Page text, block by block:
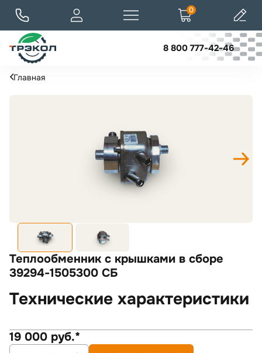
8 800 777-42-46
0
Главная
Теплообменник с крышками в сборе
39294-1505300 СБ
Технические характеристики
19 000 руб.*